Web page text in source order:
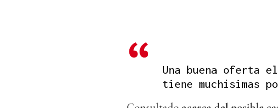
Una buena oferta
tiene muchísimas